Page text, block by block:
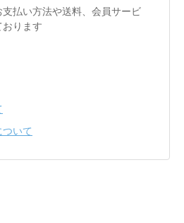
払い方法や送料、会員サービ
おります
いて